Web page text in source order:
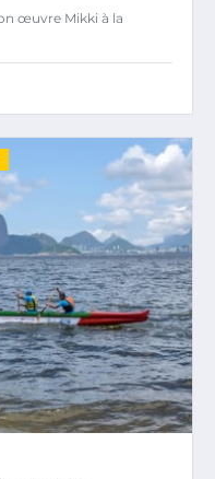
œuvre Mikki à la